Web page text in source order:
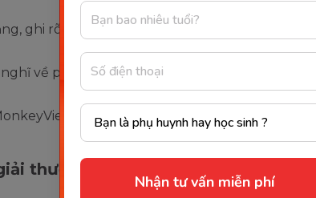
Nhận tư vấn miễn phí
ghi rõ 02 nội dung tại caption:
nghĩ về phim ngắn "Bạn Thân Của Con"
#BanThanCuaCon
thưởng & Tiêu chí lựa chọn